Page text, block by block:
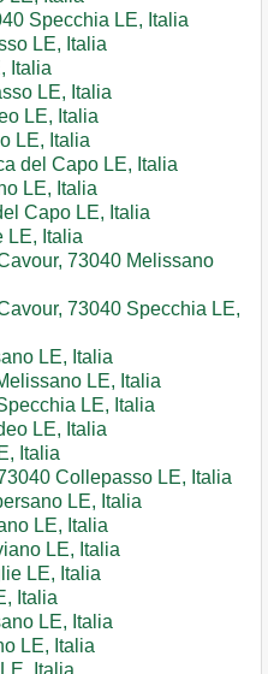
Specchia LE, Italia
LE, Italia
Italia
LE, Italia
LE, Italia
LE, Italia
del Capo LE, Italia
LE, Italia
Capo LE, Italia
LE, Italia
73040 Melissano
73040 Specchia LE,
LE, Italia
LE, Italia
LE, Italia
LE, Italia
Italia
Collepasso LE, Italia
LE, Italia
LE, Italia
LE, Italia
LE, Italia
Italia
LE, Italia
LE, Italia
Italia